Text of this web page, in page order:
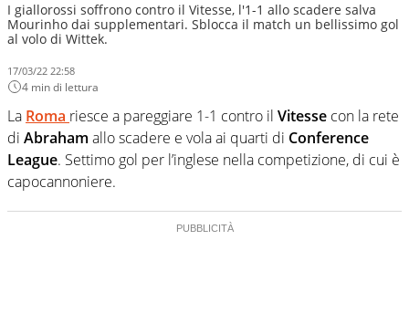
I giallorossi soffrono contro il Vitesse, l'1-1 allo scadere salva
Mourinho dai supplementari. Sblocca il match un bellissimo gol
al volo di Wittek.
17/03/22 22:58
4 min di lettura
La Roma riesce a pareggiare 1-1 contro il Vitesse con la rete
di Abraham allo scadere e vola ai quarti di Conference
League. Settimo gol per l’inglese nella competizione, di cui è
capocannoniere.